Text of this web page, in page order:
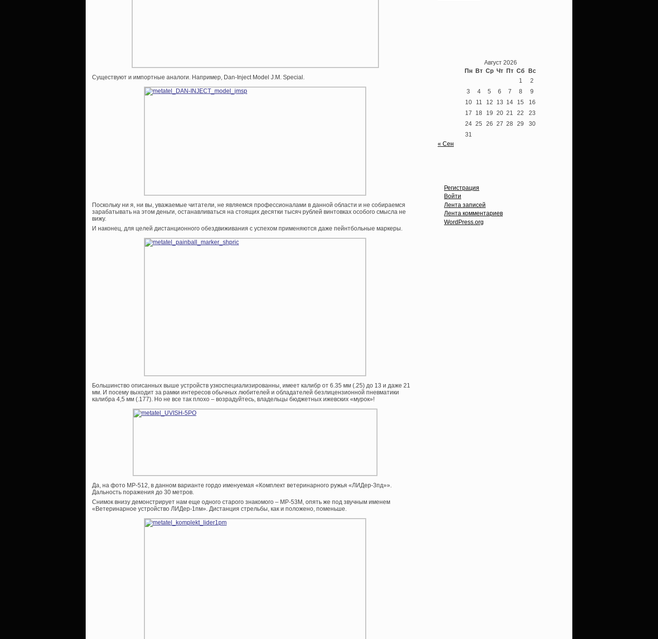
Существуют и импортные аналоги. Например, Dan-Inject Model J.M. Special.
Поскольку ни я, ни вы, уважаемые читатели, не являемся профессионалами в данной области и не собираемся
зарабатывать на этом деньги, останавливаться на стоящих десятки тысяч рублей винтовках особого смысла не
вижу.
И наконец, для целей дистанционного обездвиживания с успехом применяются даже пейнтбольные маркеры.
Большинство описанных выше устройств узкоспециализированны, имеет калибр от 6.35 мм (.25) до 13 и даже 21
мм. И посему выходит за рамки интересов обычных любителей и обладателей безлицензионной пневматики
калибра 4,5 мм (.177). Но не все так плохо – возрадуйтесь, владельцы бюджетных ижевских «мурок»!
Да, на фото МР-512, в данном варианте гордо именуемая «Комплект ветеринарного ружья «ЛИДер-3пд»».
Дальность поражения до 30 метров.
Снимок внизу демонстрирует нам еще одного старого знакомого – МР-53М, опять же под звучным именем
«Ветеринарное устройство ЛИДер-1пм». Дистанция стрельбы, как и положено, поменьше.
Август 2026
Пн Вт Ср Чт Пт Сб Вс
1
2
3
4 5 6 7 8
9
10
11 12 13 14 15
16
17
18 19 20 21 22
23
24 25 26 27 28 29
30
31
« Сен
Регистрация
Войти
Лента записей
Лента комментариев
WordPress.org